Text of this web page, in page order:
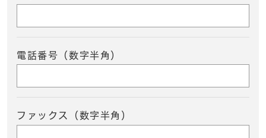
電話番号（数字半角）
ファックス（数字半角）